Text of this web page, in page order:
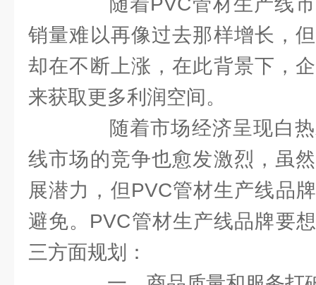
销量难以再像过去那样增长，
却在不断上涨，在此背景下，
来获取更多利润空间。
随着市场经济呈现白热
线市场的竞争也愈发激烈，虽
展潜力，但PVC管材生产线品
避免。PVC管材生产线品牌要
三方面规划：